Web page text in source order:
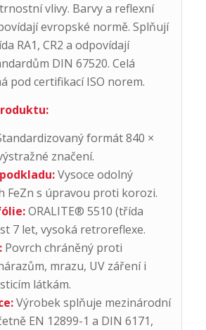
vlivy. Barvy a reflexní
evropské normě. Splňují
RA1, CR2 a odpovídají
DIN 67520. Celá
pod certifikací ISO norem.
formát 840 ×
značení.
Vysoce odolný
FeZn s úpravou proti korozi.
ORALITE® 5510 (třída
7 let, vysoká retroreflexe.
Povrch chráněný proti
mrazu, UV záření i
látkám.
Výrobek splňuje mezinárodní
EN 12899-1 a DIN 6171,